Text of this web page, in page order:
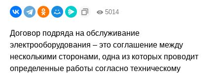
5014
Договор подряда на обслуживание
электрооборудования – это соглашение между
несколькими сторонами, одна из которых проводит
определенные работы согласно техническому